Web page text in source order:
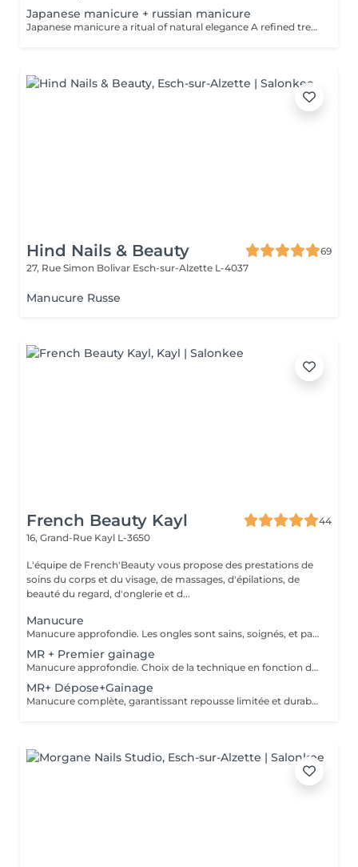
Japanese manicure + russian manicure
Japanese manicure a ritual of natural elegance A refined treatment for those who cannot wear or choose not to wear gel polish or artificial nails and prefer a clean, natural, short style. Nails become beautifully cared for, smooth and naturally shiny without polish. This treatment uses a natural paste enriched with beeswax, keratin, vitamins and minerals. Premium care for your hands, which also includes a russian manicure for perfectly prepared cuticles. Ideal for weak, tired or brittle nails.
Hind Nails & Beauty
69
27, Rue Simon Bolivar Esch-sur-Alzette L-4037
Manucure Russe
French Beauty Kayl
44
16, Grand-Rue Kayl L-3650
L'équipe de French'Beauty vous propose des prestations de
soins du corps et du visage, de massages, d'épilations, de
beauté du regard, d'onglerie et d...
Manucure
Manucure approfondie. Les ongles sont sains, soignés, et paraissent plus longs. Vernis soin et Massage des mains.
MR + Premier gainage
Manucure approfondie. Choix de la technique en fonction de votre type d'ongle.
MR+ Dépose+Gainage
Manucure complète, garantissant repousse limitée et durable. Choix de la technique de remplissage en fonction de votre type d'ongle.